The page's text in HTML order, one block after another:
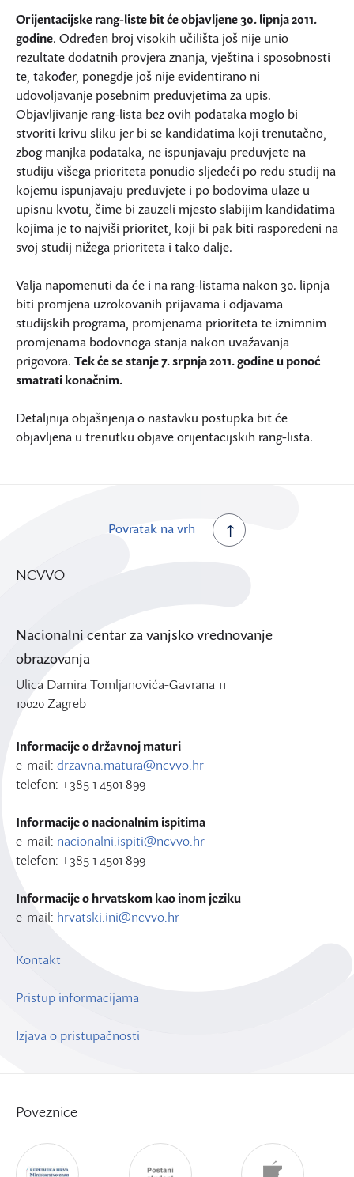
Orijentacijske rang-liste bit će objavljene 30. lipnja 2011.
godine. Određen broj visokih učilišta još nije unio
rezultate dodatnih provjera znanja, vještina i sposobnosti
te, također, ponegdje još nije evidentirano ni
udovoljavanje posebnim preduvjetima za upis.
Objavljivanje rang-lista bez ovih podataka moglo bi
stvoriti krivu sliku jer bi se kandidatima koji trenutačno,
zbog manjka podataka, ne ispunjavaju preduvjete na
studiju višega prioriteta ponudio sljedeći po redu studij na
kojemu ispunjavaju preduvjete i po bodovima ulaze u
upisnu kvotu, čime bi zauzeli mjesto slabijim kandidatima
kojima je to najviši prioritet, koji bi pak biti raspoređeni na
svoj studij nižega prioriteta i tako dalje.
Valja napomenuti da će i na rang-listama nakon 30. lipnja
biti promjena uzrokovanih prijavama i odjavama
studijskih programa, promjenama prioriteta te iznimnim
promjenama bodovnoga stanja nakon uvažavanja
prigovora. Tek će se stanje 7. srpnja 2011. godine u ponoć
smatrati konačnim.
Detaljnija objašnjenja o nastavku postupka bit će
objavljena u trenutku objave orijentacijskih rang-lista.
Povratak na vrh
NCVVO
Nacionalni centar za vanjsko vrednovanje
obrazovanja
Ulica Damira Tomljanovića-Gavrana 11
10020 Zagreb
Informacije o državnoj maturi
e-mail: drzavna.matura@ncvvo.hr
telefon: +385 1 4501 899
Informacije o nacionalnim ispitima
e-mail: nacionalni.ispiti@ncvvo.hr
telefon: +385 1 4501 899
Informacije o hrvatskom kao inom jeziku
e-mail: hrvatski.ini@ncvvo.hr
Kontakt
Pristup informacijama
Izjava o pristupačnosti
Poveznice